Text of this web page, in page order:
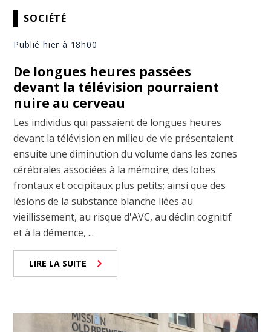
SOCIÉTÉ
Publié hier à 18h00
De longues heures passées
devant la télévision pourraient
nuire au cerveau
Les individus qui passaient de longues heures
devant la télévision en milieu de vie présentaient
ensuite une diminution du volume dans les zones
cérébrales associées à la mémoire; des lobes
frontaux et occipitaux plus petits; ainsi que des
lésions de la substance blanche liées au
vieillissement, au risque d'AVC, au déclin cognitif
et à la démence, ...
LIRE LA SUITE